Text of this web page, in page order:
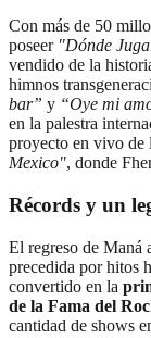
Con más de 50
poseer "Dónde
vendido de la
himnos
bar” y “Oye mi
en la palestra
proyecto en vivo de
Mexico", donde
Récords y un
El regreso de Maná
precedida por hitos
convertido en la
de la Fama del
cantidad de shows